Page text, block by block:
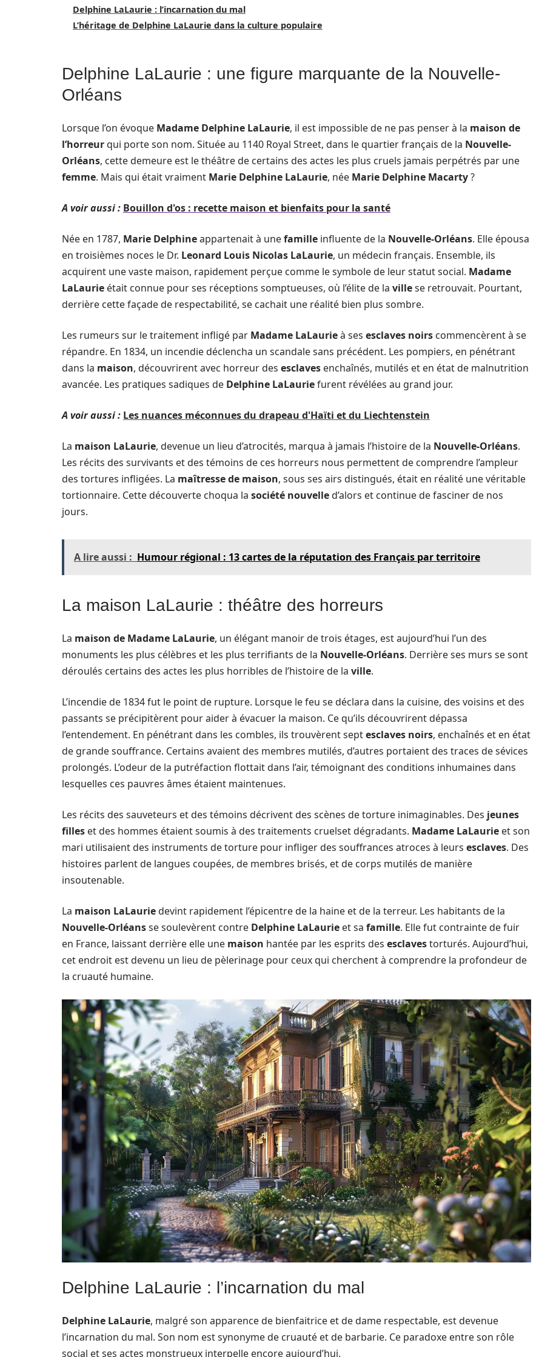
Delphine LaLaurie : l’incarnation du mal
L’héritage de Delphine LaLaurie dans la culture populaire
Delphine LaLaurie : une figure marquante de la Nouvelle-
Orléans
Lorsque l’on évoque Madame Delphine LaLaurie, il est impossible de ne pas penser à la maison de
l’horreurqui porte son nom. Située au 1140 Royal Street, dans le quartier français de la Nouvelle-
Orléans, cette demeure est le théâtre de certains des actes les plus cruels jamais perpétrés par une
femme. Mais qui était vraiment Marie Delphine LaLaurie, née Marie Delphine Macarty?
A voir aussi : Bouillon d'os : recette maison et bienfaits pour la santé
Née en 1787, Marie Delphineappartenait à unefamille influente de la Nouvelle-Orléans. Elle épousa
en troisièmes noces le Dr. Leonard Louis Nicolas LaLaurie, un médecin français. Ensemble, ils
acquirent une vaste maison, rapidement perçue comme le symbole de leur statut social. Madame
LaLaurie était connue pour ses réceptions somptueuses, où l’élite de la villese retrouvait. Pourtant,
derrière cette façade de respectabilité, se cachait une réalité bien plus sombre.
Les rumeurs sur le traitement infligé par Madame LaLaurieà ses esclaves noirs commencèrent à se
répandre. En 1834, un incendie déclencha un scandale sans précédent. Les pompiers, en pénétrant
dans la maison, découvrirent avec horreur des esclaves enchaînés, mutilés et en état de malnutrition
avancée. Les pratiques sadiques de Delphine LaLauriefurent révélées au grand jour.
A voir aussi : Les nuances méconnues du drapeau d'Haïti et du Liechtenstein
La maison LaLaurie, devenue un lieu d’atrocités, marqua à jamais l’histoire de la Nouvelle-Orléans.
Les récits des survivants et des témoins de ces horreurs nous permettent de comprendre l’ampleur
des tortures infligées. La maîtresse de maison, sous ses airs distingués, était en réalité une véritable
tortionnaire. Cette découverte choqua la société nouvelled’alors et continue de fasciner de nos
jours.
A lire aussi : Humour régional : 13 cartes de la réputation des Français par territoire
La maison LaLaurie : théâtre des horreurs
La maison de Madame LaLaurie, un élégant manoir de trois étages, est aujourd’hui l’un des
monuments les plus célèbres et les plus terrifiants de la Nouvelle-Orléans. Derrière ses murs se sont
déroulés certains des actes les plus horribles de l’histoire de la ville.
L’incendie de 1834 fut le point de rupture. Lorsque le feu se déclara dans la cuisine, des voisins et des
passants se précipitèrent pour aider à évacuer la maison. Ce qu’ils découvrirent dépassa
l’entendement. En pénétrant dans les combles, ils trouvèrent septesclaves noirs, enchaînés et en état
de grande souffrance. Certains avaient des membres mutilés, d’autres portaient des traces de sévices
prolongés. L’odeur de la putréfaction flottait dans l’air, témoignant des conditions inhumaines dans
lesquelles ces pauvres âmes étaient maintenues.
Les récits des sauveteurs et des témoins décrivent des scènes de torture inimaginables. Des jeunes
filles et des hommes étaient soumis à des traitements cruelset dégradants. Madame LaLaurie et son
mari utilisaient des instruments de torture pour infliger des souffrances atroces à leurs esclaves. Des
histoires parlent de langues coupées, de membres brisés, et de corps mutilés de manière
insoutenable.
La maison LaLauriedevint rapidement l’épicentre de la haine et de la terreur. Les habitants de la
Nouvelle-Orléansse soulevèrent contre Delphine LaLaurie et sa famille. Elle fut contrainte de fuir
en France, laissant derrière elle une maison hantée par les esprits des esclavestorturés. Aujourd’hui,
cet endroit est devenu un lieu de pèlerinage pour ceux qui cherchent à comprendre la profondeur de
la cruauté humaine.
Delphine LaLaurie : l’incarnation du mal
Delphine LaLaurie, malgré son apparence de bienfaitrice et de dame respectable, est devenue
l’incarnation du mal. Son nom est synonyme de cruauté et de barbarie. Ce paradoxe entre son rôle
social et ses actes monstrueux interpelle encore aujourd’hui.